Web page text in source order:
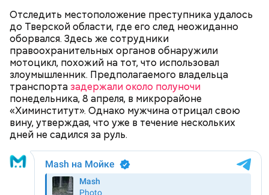
Отследить местоположение преступника удалось
до Тверской области, где его след неожиданно
оборвался. Здесь же сотрудники
правоохранительных органов обнаружили
мотоцикл, похожий на тот, что использовал
злоумышленник. Предполагаемого владельца
транспортазадержали около полуночи
понедельника, 8 апреля, в микрорайоне
«Химинститут». Однако мужчина отрицал свою
вину, утверждая, что уже в течение нескольких
дней не садился за руль.
Позднее под следствием оказались еще несколько
фигурантов: пять матерей, которые, как
выяснилось, продавали своих детей, супруг Патоки
Николай, няня детского сада, кулинар,
индивидуальный предприниматель и по
совместительству бывший врач частной клиники, а
также бывшая начальница миграционного пункта
из Алтайского края, пытавшаяся продать свою
внучку.